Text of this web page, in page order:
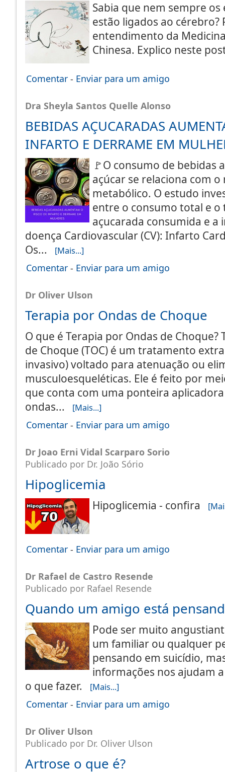
Sabia que nem sempre
estão ligados ao cérebro?
entendimento da
Chinesa. Explico neste
Comentar - Enviar para um amigo
Dra Sheyla Santos Quelle Alonso
BEBIDAS AÇUCARADAS
INFARTO E DERRAME EM
🚩O consumo de bebidas
açúcar se relaciona com o
metabólico. O estudo
entre o consumo total e o
açucarada consumida e a
doença Cardiovascular (CV): Infarto
Os...
[Mais...]
Comentar - Enviar para um amigo
Dr Oliver Ulson
Terapia por Ondas de Choque
O que é Terapia por Ondas de Choque?
de Choque (TOC) é um tratamento
invasivo) voltado para atenuação ou
musculoesqueléticas. Ele é feito por
que conta com uma ponteira
ondas...
[Mais...]
Comentar - Enviar para um amigo
Dr Joao Erni Vidal Scarparo Sorio
Publicado por Dr. João Sório
Hipoglicemia
Hipoglicemia - confira
Comentar - Enviar para um amigo
Dr Rafael de Castro Resende
Publicado por Rafael Resende
Quando um amigo está
Pode ser muito
um familiar ou qualquer
pensando em suicídio,
informações nos ajudam
o que fazer.
[Mais...]
Comentar - Enviar para um amigo
Dr Oliver Ulson
Publicado por Dr. Oliver Ulson
Artrose o que é?